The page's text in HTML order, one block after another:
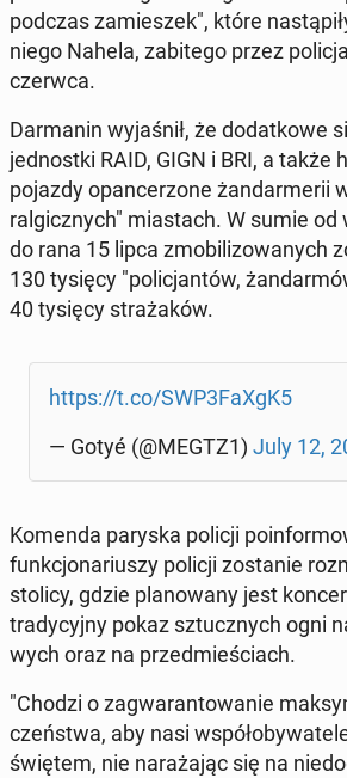
podczas za­mie­szek", które
nie­go Nahela, za­bi­te­go przez
czerwca.
Dar­ma­nin wy­ja­śnił, że do­dat­ko­we
jed­nost­ki RAID, GIGN i BRI, a także
pojazdy opan­ce­rzo­ne żan­dar­me­rii
ral­gicz­nych" mia­stach. W sumie od
do rana 15 lipca zmo­bi­li­zo­wa­nych
130 tysięcy "po­li­cjan­tów,
40 tysięcy stra­ża­ków.
https://t.co/SWP3FaXgK5
— Gotyé (@MEGTZ1) July 12,
Komenda paryska policji
funk­cjo­na­riu­szy policji zo­sta­nie
stolicy, gdzie pla­no­wa­ny jest
tra­dy­cyj­ny pokaz sztucz­nych ogni
wych oraz na przed­mie­ściach.
"Chodzi o za­gwa­ran­to­wa­nie
czeń­stwa, aby nasi
świętem, nie na­ra­ża­jąc się na